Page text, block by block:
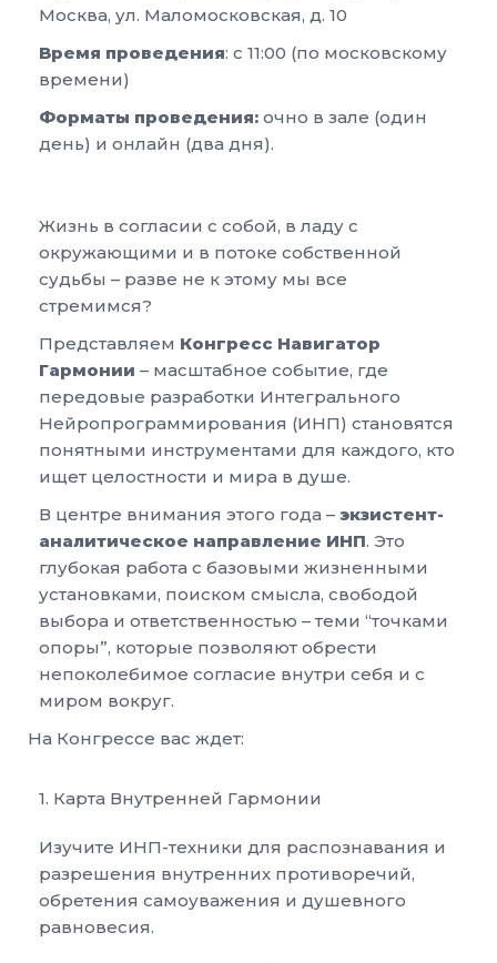
Москва, ул. Маломосковская, д. 10
Время проведения: с 11:00 (по московскому
времени)
Форматы проведения: очно в зале (один
день) и онлайн (два дня).
Жизнь в согласии с собой, в ладу с
окружающими и в потоке собственной
судьбы – разве не к этому мы все
стремимся?
Представляем Конгресс Навигатор
Гармонии – масштабное событие, где
передовые разработки Интегрального
Нейропрограммирования (ИНП) становятся
понятными инструментами для каждого, кто
ищет целостности и мира в душе.
В центре внимания этого года – экзистент-
аналитическое направление ИНП. Это
глубокая работа с базовыми жизненными
установками, поиском смысла, свободой
выбора и ответственностью – теми “точками
опоры”, которые позволяют обрести
непоколебимое согласие внутри себя и с
миром вокруг.
На Конгрессе вас ждет:
1. Карта Внутренней Гармонии
Изучите ИНП-техники для распознавания и
разрешения внутренних противоречий,
обретения самоуважения и душевного
равновесия.